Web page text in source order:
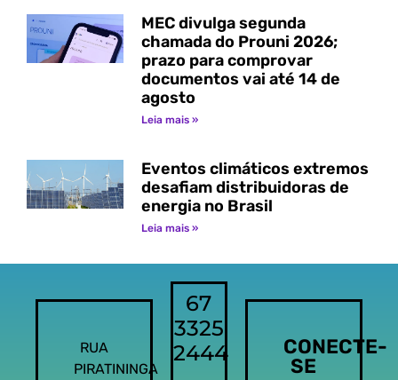
MEC divulga segunda
chamada do Prouni 2026;
prazo para comprovar
documentos vai até 14 de
agosto
Leia mais »
Eventos climáticos extremos
desafiam distribuidoras de
energia no Brasil
Leia mais »
RUA
PIRATININGA
67
3325
2444
CONECTE-
SE